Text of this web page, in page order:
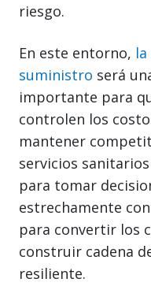
riesgo.
En este entorno,
suministro será
importante para
controlen los
mantener
servicios
para tomar
estrechamente
para convertir los
construir cadena
resiliente.